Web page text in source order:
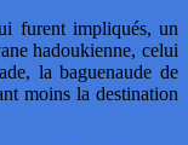
furent impliqués, un
hadoukienne, celui
la baguenaude de
moins la destination